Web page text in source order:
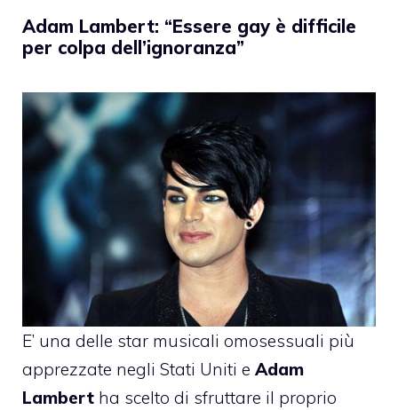
Adam Lambert: “Essere gay è difficile
per colpa dell’ignoranza”
E’ una delle star musicali omosessuali più
apprezzate negli Stati Uniti e Adam
Lambert ha scelto di sfruttare il proprio